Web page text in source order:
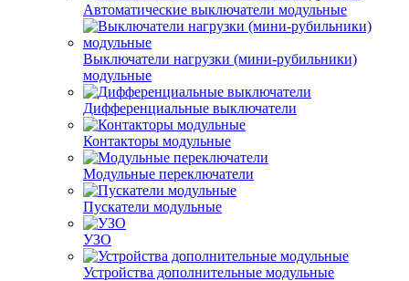
Автоматические выключатели модульные
Выключатели нагрузки (мини-рубильники)
модульные
Дифференциальные выключатели
Контакторы модульные
Модульные переключатели
Пускатели модульные
УЗО
Устройства дополнительные модульные